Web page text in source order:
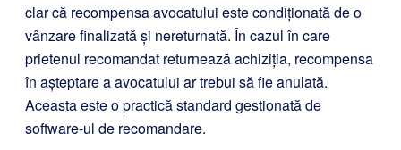
clar că recompensa avocatului este condiționată de o
vânzare finalizată și nereturnată. În cazul în care
prietenul recomandat returnează achiziția, recompensa
în așteptare a avocatului ar trebui să fie anulată.
Aceasta este o practică standard gestionată de
software-ul de recomandare.